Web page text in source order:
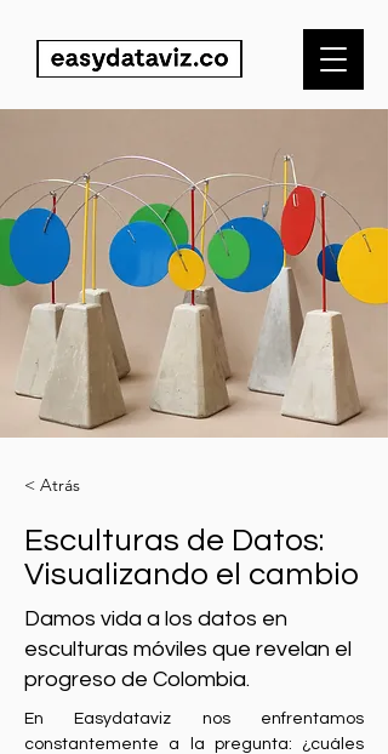
< Atrás
Esculturas de Datos:
Visualizando el cambio
Damos vida a los datos en
esculturas móviles que revelan el
progreso de Colombia.
En Easydataviz nos enfrentamos
constantemente a la pregunta: ¿cuáles